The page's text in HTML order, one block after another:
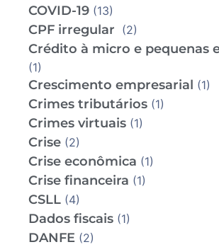
COVID-19 (13)
CPF irregular (2)
Crédito à micro e pequenas
(1)
Crescimento empresarial (1)
Crimes tributários (1)
Crimes virtuais (1)
Crise (2)
Crise econômica (1)
Crise financeira (1)
CSLL (4)
Dados fiscais (1)
DANFE (2)